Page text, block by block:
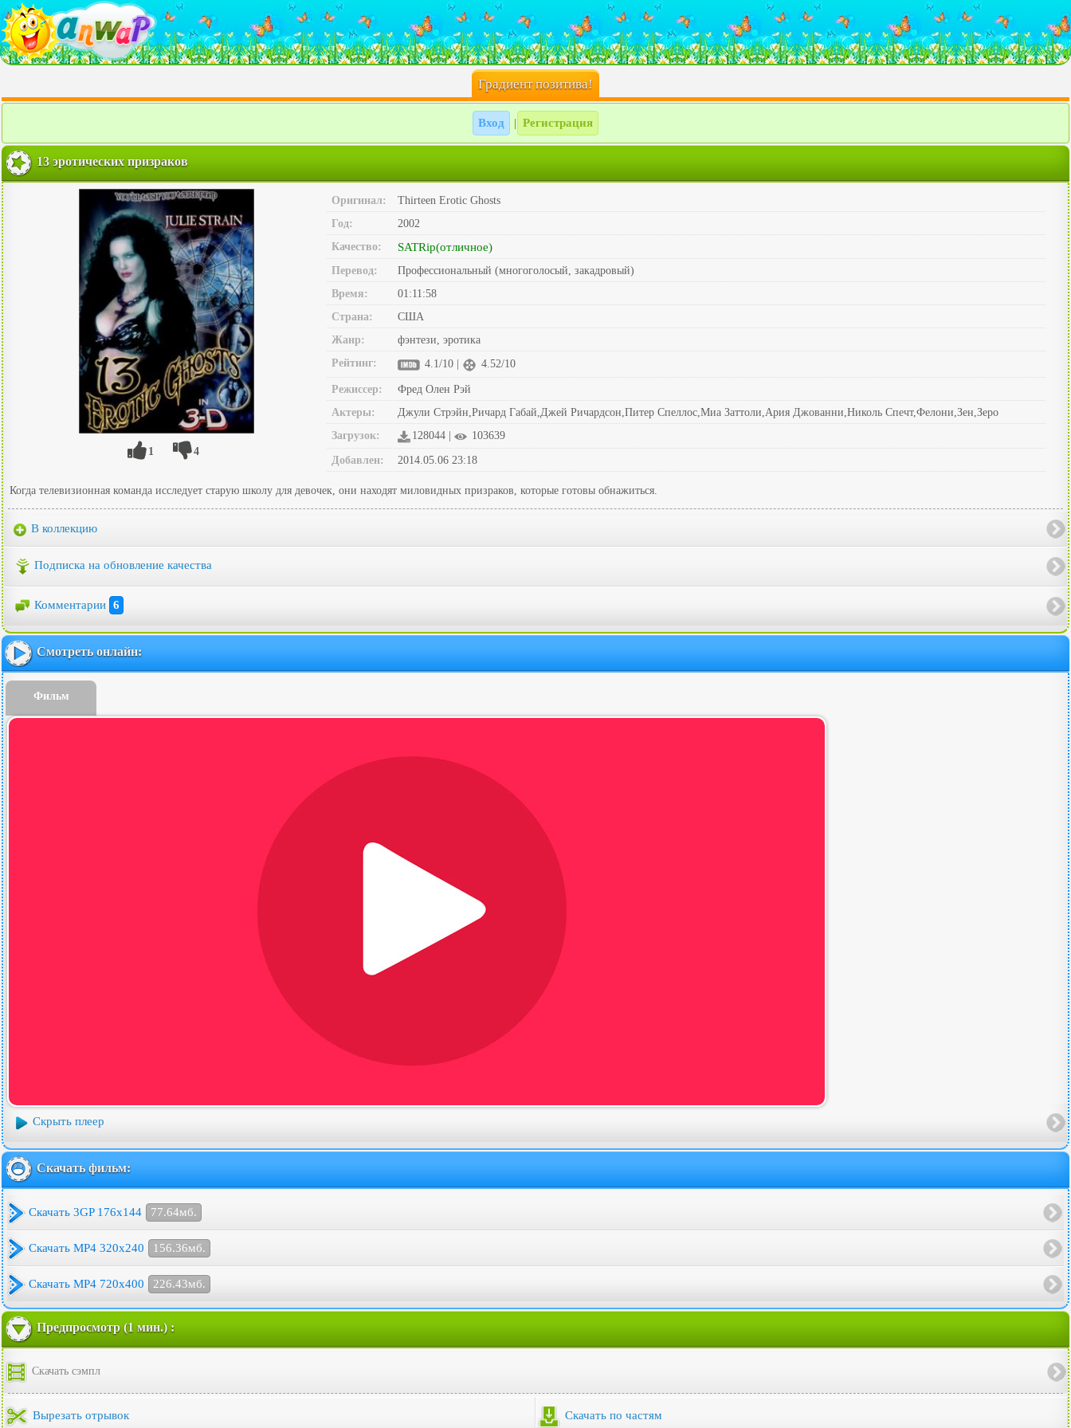
Градиент позитива!
Вход Регистрация
13 эротических призраков
1 4
Оригинал:
Thirteen Erotic Ghosts
Год:
2002
Качество:
SATRip(отличное)
Перевод:
Профессиональный (многоголосый, закадровый)
Время:
01:11:58
Страна:
США
Жанр:
фэнтези, эротика
Рейтинг:
4.1/10 | 4.52/10
Режиссер:
Фред Олен Рэй
Актеры:
Джули Стрэйн,Ричард Габай,Джей Ричардсон,Питер Спеллос,Миа Заттоли,Ария Джованни,Николь Спечт,Фелони,Зен,Зеро
Загрузок:
128044 | 103639
Добавлен: 2014.05.06 23:18
Когда телевизионная команда исследует старую школу для девочек, они находят миловидных призраков, которые готовы обнажиться.
В коллекцию
Подписка на обновление качества
Комментарии 6
Смотреть онлайн:
Фильм
Скрыть плеер
Скачать фильм:
Скачать 3GP 176x144 77.64мб.
Скачать MP4 320x240 156.36мб.
Скачать MP4 720x400 226.43мб.
Предпросмотр (1 мин.) :
Скачать сэмпл
Вырезать отрывок Скачать по частям